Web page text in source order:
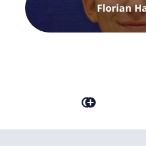
Florian